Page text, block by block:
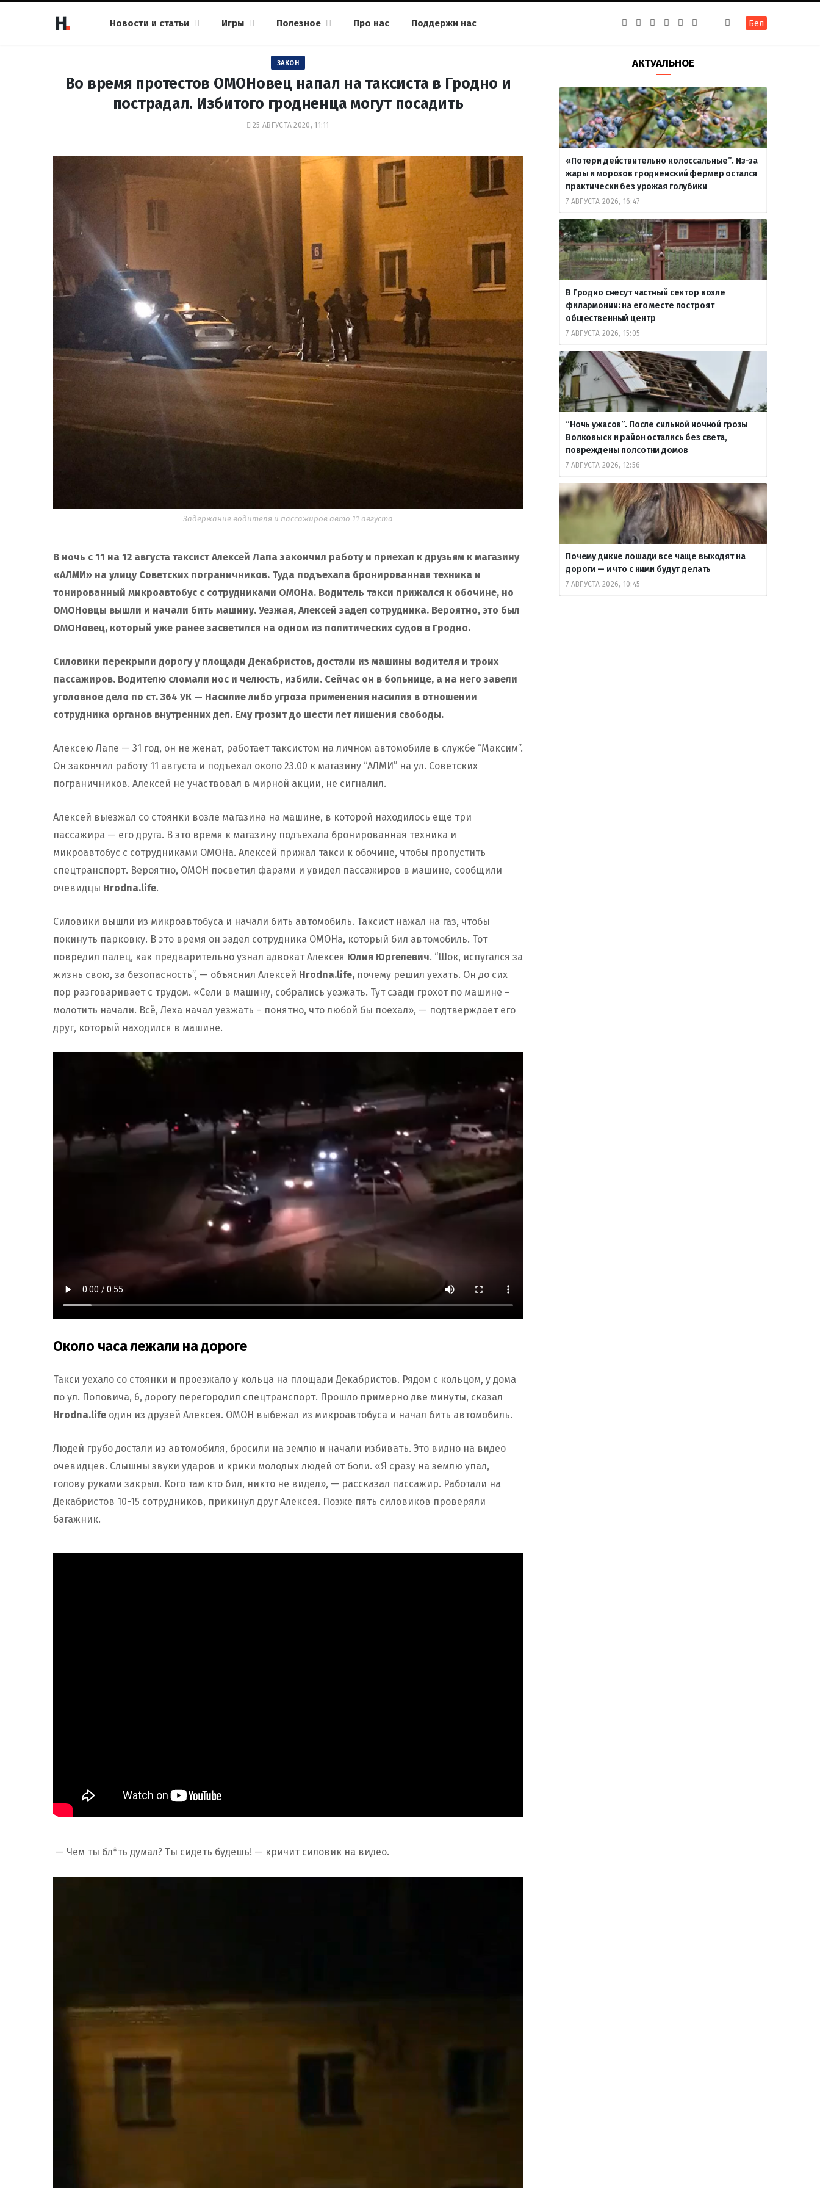
Новости и статьи Игры Полезное Про нас Поддержи нас
k
a
g
a
m
g
r
a
m
u
b
т
е
Бел
ЗАКОН
Во время протестов ОМОНовец напал на таксиста в Гродно и
пострадал. Избитого гродненца могут посадить
25 АВГУСТА 2020, 11:11
Задержание водителя и пассажиров авто 11 августа
В ночь с 11 на 12 августа таксист Алексей Лапа закончил работу и приехал к друзьям к магазину
«АЛМИ» на улицу Советских пограничников. Туда подъехала бронированная техника и
тонированный микроавтобус с сотрудниками ОМОНа. Водитель такси прижался к обочине, но
ОМОНовцы вышли и начали бить машину. Уезжая, Алексей задел сотрудника. Вероятно, это был
ОМОНовец, который уже ранее засветился на одном из политических судов в Гродно.
Силовики перекрыли дорогу у площади Декабристов, достали из машины водителя и троих
пассажиров. Водителю сломали нос и челюсть, избили. Сейчас он в больнице, а на него завели
уголовное дело по ст. 364 УК — Насилие либо угроза применения насилия в отношении
сотрудника органов внутренних дел. Ему грозит до шести лет лишения свободы.
Алексею Лапе — 31 год, он не женат, работает таксистом на личном автомобиле в службе “Максим”.
Он закончил работу 11 августа и подъехал около 23.00 к магазину “АЛМИ” на ул. Советских
пограничников. Алексей не участвовал в мирной акции, не сигналил.
Алексей выезжал со стоянки возле магазина на машине, в которой находилось еще три
пассажира — его друга. В это время к магазину подъехала бронированная техника и
микроавтобус с сотрудниками ОМОНа. Алексей прижал такси к обочине, чтобы пропустить
спецтранспорт. Вероятно, ОМОН посветил фарами и увидел пассажиров в машине, сообщили
очевидцы Hrodna.life.
Силовики вышли из микроавтобуса и начали бить автомобиль. Таксист нажал на газ, чтобы
покинуть парковку. В это время он задел сотрудника ОМОНа, который бил автомобиль. Тот
повредил палец, как предварительно узнал адвокат Алексея Юлия Юргелевич. “Шок, испугался за
жизнь свою, за безопасность”, — объяснил Алексей Hrodna.life, почему решил уехать. Он до сих
пор разговаривает с трудом. «Сели в машину, собрались уезжать. Тут сзади грохот по машине –
молотить начали. Всё, Леха начал уезжать – понятно, что любой бы поехал», — подтверждает его
друг, который находился в машине.
Около часа лежали на дороге
Такси уехало со стоянки и проезжало у кольца на площади Декабристов. Рядом с кольцом, у дома
по ул. Поповича, 6, дорогу перегородил спецтранспорт. Прошло примерно две минуты, сказал
Hrodna.life один из друзей Алексея. ОМОН выбежал из микроавтобуса и начал бить автомобиль.
Людей грубо достали из автомобиля, бросили на землю и начали избивать. Это видно на видео
очевидцев. Слышны звуки ударов и крики молодых людей от боли. «Я сразу на землю упал,
голову руками закрыл. Кого там кто бил, никто не видел», — рассказал пассажир. Работали на
Декабристов 10-15 сотрудников, прикинул друг Алексея. Позже пять силовиков проверяли
багажник.
— Чем ты бл*ть думал? Ты сидеть будешь! — кричит силовик на видео.
АКТУАЛЬНОЕ
«Потери действительно колоссальные”. Из-за
жары и морозов гродненский фермер остался
практически без урожая голубики
7 АВГУСТА 2026, 16:47
В Гродно снесут частный сектор возле
филармонии: на его месте построят
общественный центр
7 АВГУСТА 2026, 15:05
“Ночь ужасов”. После сильной ночной грозы
Волковыск и район остались без света,
повреждены полсотни домов
7 АВГУСТА 2026, 12:56
Почему дикие лошади все чаще выходят на
дороги — и что с ними будут делать
7 АВГУСТА 2026, 10:45